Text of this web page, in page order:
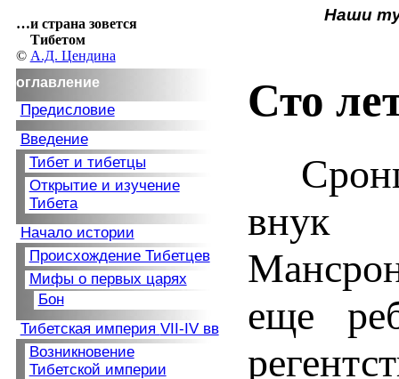
Наши
…и страна зовется
Тибетом
© А.Д. Цендина
оглавление
Предисловие
Введение
Тибет и тибетцы
Открытие и изучение
Тибета
Начало истории
Происхождение Тибетцев
Мифы о первых царях
Бон
Тибетская империя VII-IV вв
Возникновение
Тибетской империи
Сто
еще